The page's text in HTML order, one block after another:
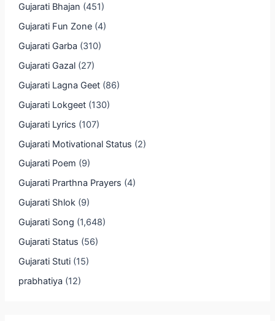
Gujarati Bhajan (451)
Gujarati Fun Zone(4)
Gujarati Garba (310)
Gujarati Gazal(27)
Gujarati Lagna Geet(86)
Gujarati Lokgeet(130)
Gujarati Lyrics (107)
Gujarati Motivational Status (2)
Gujarati Poem (9)
Gujarati Prarthna Prayers (4)
Gujarati Shlok(9)
Gujarati Song (1,648)
Gujarati Status (56)
Gujarati Stuti(15)
prabhatiya (12)